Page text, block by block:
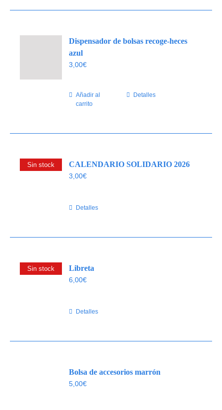
Dispensador de bolsas recoge-heces
azul
3,00€
Añadir al
carrito
Detalles
Sin stock CALENDARIO SOLIDARIO 2026
3,00€
Detalles
Sin stock Libreta
6,00€
Detalles
Bolsa de accesorios marrón
5,00€